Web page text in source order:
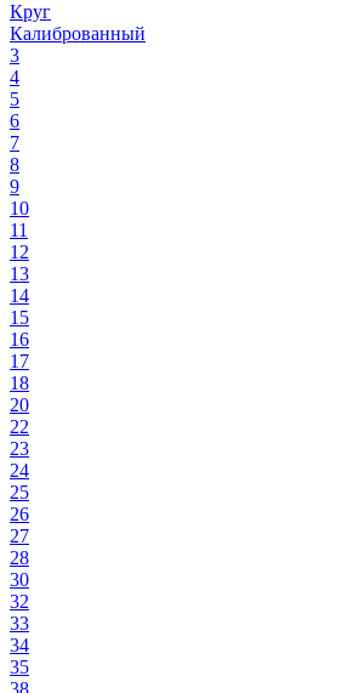
Круг
Калиброванный
3
4
5
6
7
8
9
10
11
12
13
14
15
16
17
18
20
22
23
24
25
26
27
28
30
32
33
34
35
38